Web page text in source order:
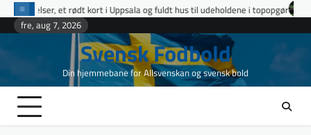
Skip
og fuldt hus til udeholdene i topopgør
Ettan Norra runde 9: fire
fre, aug 7, 2026
Svensk Fodbold
Din hjemmebane for Allsvenskan og svensk bold